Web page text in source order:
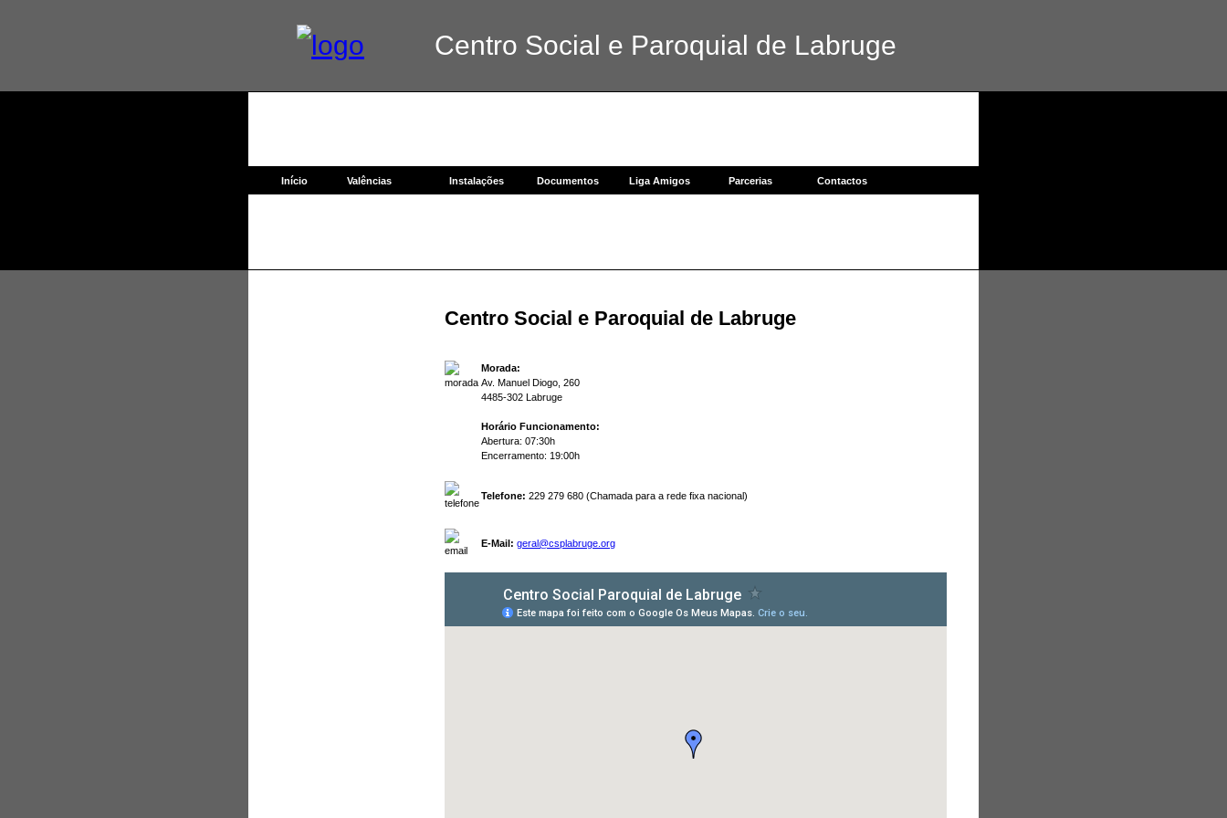
Centro Social e Paroquial de Labruge
Início Valências Instalações Documentos Liga Amigos Parcerias Contactos
Centro Social e Paroquial de Labruge
Morada:
Av. Manuel Diogo, 260
4485-302 Labruge
Horário Funcionamento:
Abertura: 07:30h
Encerramento: 19:00h
Telefone: 229 279 680 (Chamada para a rede fixa nacional)
E-Mail: geral@csplabruge.org